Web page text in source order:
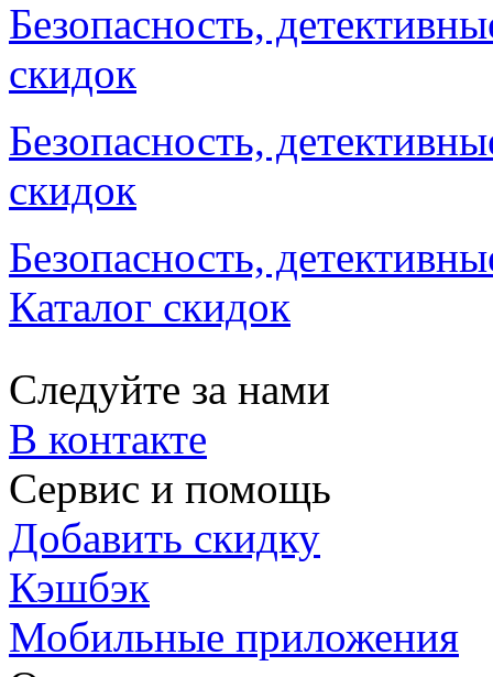
Безопасность,
скидок
Безопасность,
скидок
Безопасность,
Каталог скидок
Следуйте за нами
В контакте
Сервис и помощь
Добавить скидку
Кэшбэк
Мобильные приложения